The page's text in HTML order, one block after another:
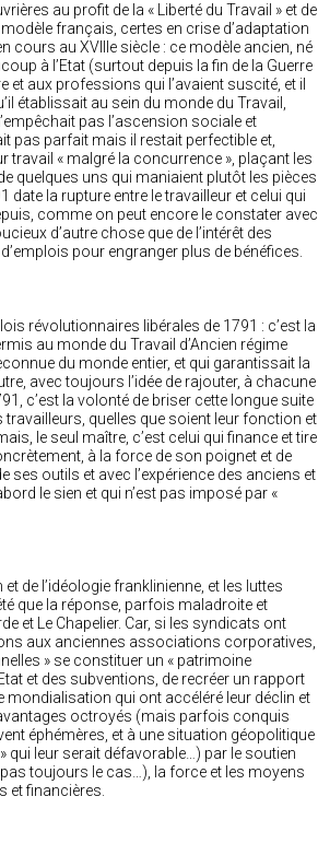
au profit de la « Liberté du Travail » et de
français, certes en crise d’adaptation
au XVIIIe siècle : ce modèle ancien, né
à l’Etat (surtout depuis la fin de la Guerre
et aux professions qui l’avaient suscité, et il
établissait au sein du monde du Travail,
pas l’ascension sociale et
pas parfait mais il restait perfectible et,
travail « malgré la concurrence », plaçant les
quelques uns qui maniaient plutôt les pièces
date la rupture entre le travailleur et celui qui
comme on peut encore le constater avec
d’autre chose que de l’intérêt des
pour engranger plus de bénéfices.
révolutionnaires libérales de 1791 : c’est la
au monde du Travail d’Ancien régime
du monde entier, et qui garantissait la
avec toujours l’idée de rajouter, à chacune
c’est la volonté de briser cette longue suite
travailleurs, quelles que soient leur fonction et
le seul maître, c’est celui qui finance et tire
à la force de son poignet et de
ses outils et avec l’expérience des anciens et
le sien et qui n’est pas imposé par «
de l’idéologie franklinienne, et les luttes
que la réponse, parfois maladroite et
et Le Chapelier. Car, si les syndicats ont
aux anciennes associations corporatives,
» se constituer un « patrimoine
et des subventions, de recréer un rapport
mondialisation qui ont accéléré leur déclin et
octroyés (mais parfois conquis
éphémères, et à une situation géopolitique
qui leur serait défavorable…) par le soutien
pas toujours le cas…), la force et les moyens
et financières.